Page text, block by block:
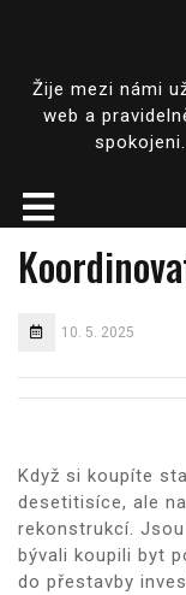
Žije mezi námi
web a
10. 5. 2025
Když si koupíte
desetitisíce, ale
rekonstrukcí.
bývali koupili byt
do přestavby